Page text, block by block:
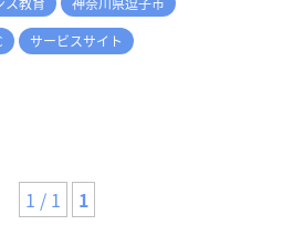
サービスサイト
1 / 1 1